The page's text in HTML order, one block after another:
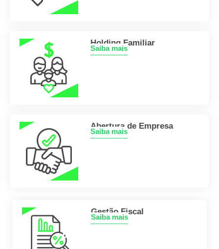
Holding Familiar
Saiba mais
Abertura de Empresa
Saiba mais
Gestão Fiscal
Saiba mais